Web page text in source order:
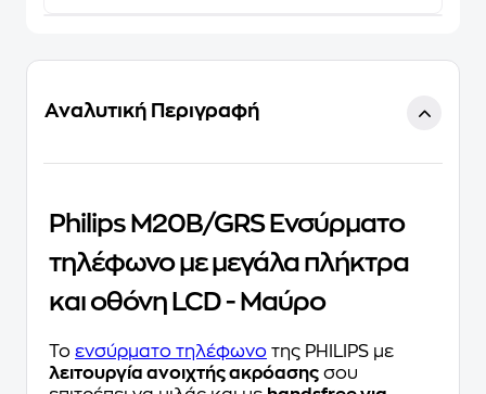
Αναλυτική Περιγραφή
Philips M20B/GRS Ενσύρματο
τηλέφωνο με μεγάλα πλήκτρα
και οθόνη LCD - Μαύρο
Το ενσύρματο τηλέφωνο της PHILIPS με
λειτουργία ανοιχτής ακρόασης σου